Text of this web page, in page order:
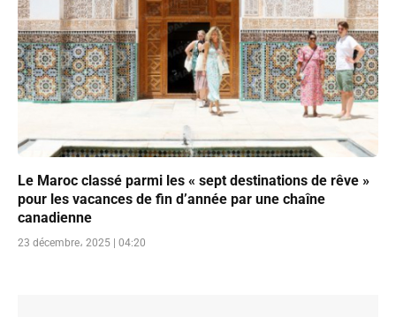
Le Maroc classé parmi les « sept destinations de rêve »
pour les vacances de fin d’année par une chaîne
canadienne
23 décembre، 2025 | 04:20